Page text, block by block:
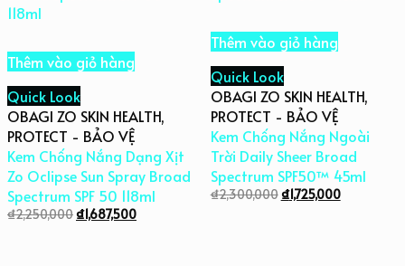
Thêm vào giỏ hàng
Quick Look
OBAGI ZO SKIN HEALTH,
PROTECT - BẢO VỆ
Kem Chống Nắng Dạng Xịt
Zo Oclipse Sun Spray Broad
Spectrum SPF 50 118ml
₫2,250,000₫1,687,500
Thêm vào giỏ hàng
Quick Look
OBAGI ZO SKIN HEALTH,
PROTECT - BẢO VỆ
Kem Chống Nắng Ngoài
Trời Daily Sheer Broad
Spectrum SPF50™ 45ml
₫2,300,000₫1,725,000